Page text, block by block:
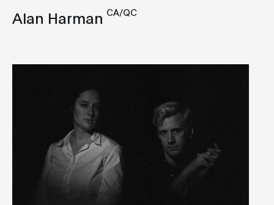
Dub
Dub Techno
Dubstep
Alan Harman CA/QC